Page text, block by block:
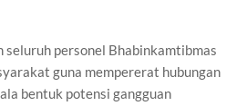
personel Bhabinkamtibmas
guna mempererat hubungan
bentuk potensi gangguan